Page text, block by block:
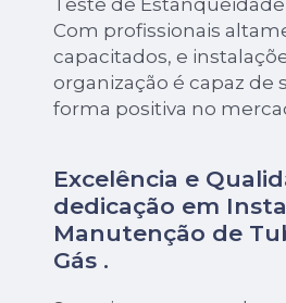
Com profissionais
capacitados, e
organização é capaz de
forma positiva no
Excelência e
dedicação em
Manutenção de
Gás .